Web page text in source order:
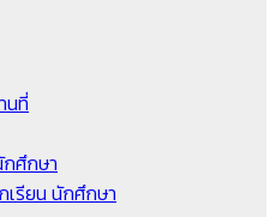
นที่
ศึกษา
รียน นักศึกษา